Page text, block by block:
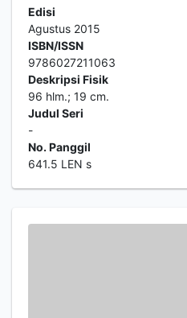
Edisi
Agustus 2015
ISBN/ISSN
9786027211063
Deskripsi Fisik
96 hlm.; 19 cm.
Judul Seri
-
No. Panggil
641.5 LEN s